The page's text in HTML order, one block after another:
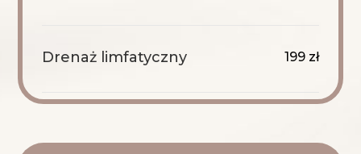
Drenaż limfatyczny 199 zł